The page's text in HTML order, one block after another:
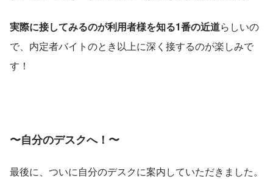
実際に接してみるのが利用者様を知る1番の近道らしいの
で、内定者バイトのとき以上に深く接するのが楽しみで
す！
〜自分のデスクへ！〜
最後に、ついに自分のデスクに案内していただきました。